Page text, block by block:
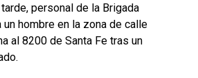
personal de la Brigada
hombre en la zona de calle
al 8200 de Santa Fe tras un